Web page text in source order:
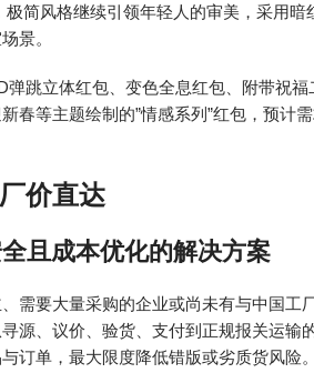
简风格继续引领年轻人的审美，采用
景。
跳立体红包、变色全息红包、附带祝
春等主题绘制的”情感系列”红包，预计
价直达
且成本优化的解决方案
需要大量采购的企业或尚未有与中国工
源、议价、验货、支付到正规报关运输
订单，最大限度降低错版或劣质货风险